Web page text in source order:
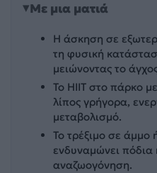
Με μια ματιά
Η άσκηση σε
τη φυσική
μειώνοντας το
Το HIIT στο πάρκο
λίπος γρήγορα,
μεταβολισμό.
Το τρέξιμο σε
ενδυναμώνει
αναζωογόνηση.